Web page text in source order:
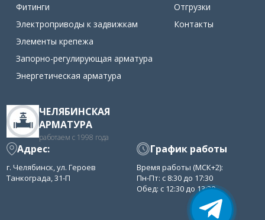
Фитинги
Электроприводы к задвижкам
Элементы крепежа
Запорно-регулирующая арматура
Энергетическая арматура
Отгрузки
Контакты
ЧЕЛЯБИНСКАЯ
АРМАТУРА
работаем с 1998 года
Адрес:
г. Челябинск, ул. Героев
Танкограда, 31-П
График работы
Время работы (МСК+2):
Пн-Пт: с 8:30 до 17:30
Обед: с 12:30 до 13:30